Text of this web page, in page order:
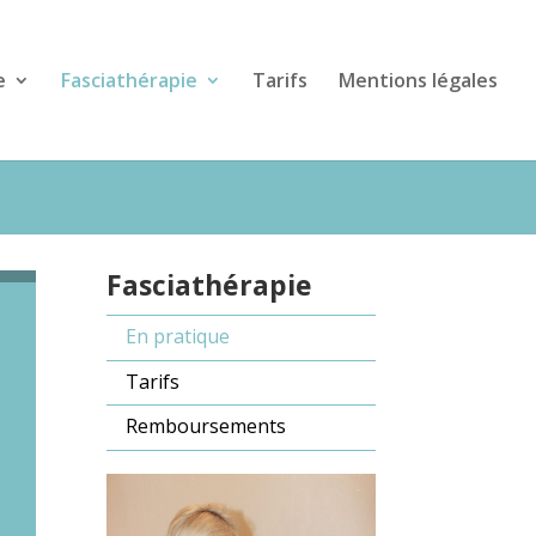
Fasciathérapie Tarifs Mentions légales
Fasciathérapie
En pratique
Tarifs
Remboursements